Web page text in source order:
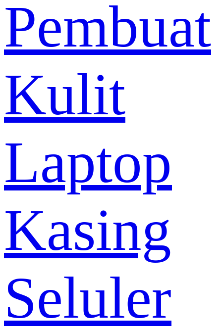
Pembuat
Kulit
Laptop
Kasing
Seluler